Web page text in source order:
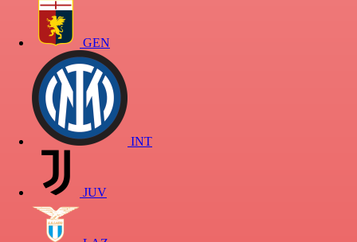
GEN
INT
JUV